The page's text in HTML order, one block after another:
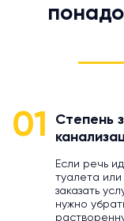
01
Степень
Если речь
туалета
заказать
нужно